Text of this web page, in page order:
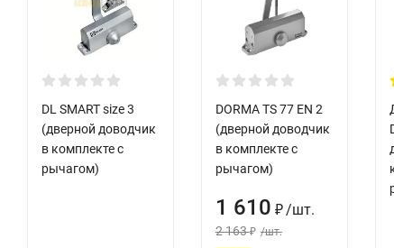
Плавная регулировка скорости дохлопа в диапазоне 15° -
Масло FUCHS Petrolub SE, Германия
Цвет (артикул): серебро (8010055), коричневый
DL SMART size 3
(дверной доводчик
в комплекте с
рычагом)
DORMA TS 77 EN 2
(дверной доводчик
в комплекте с
рычагом)
1 610 ₽ /шт.
2 163 ₽ /шт.